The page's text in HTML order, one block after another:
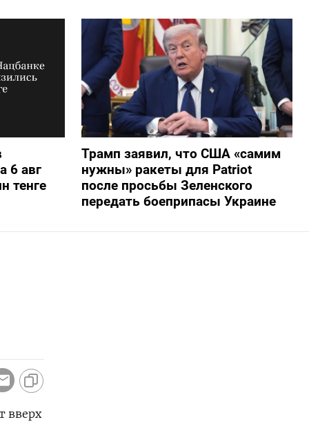
6 авг
тенге
Трамп заявил, что США «самим
нужны» ракеты для Patriot
после просьбы Зеленского
передать боеприпасы Украине
вверх